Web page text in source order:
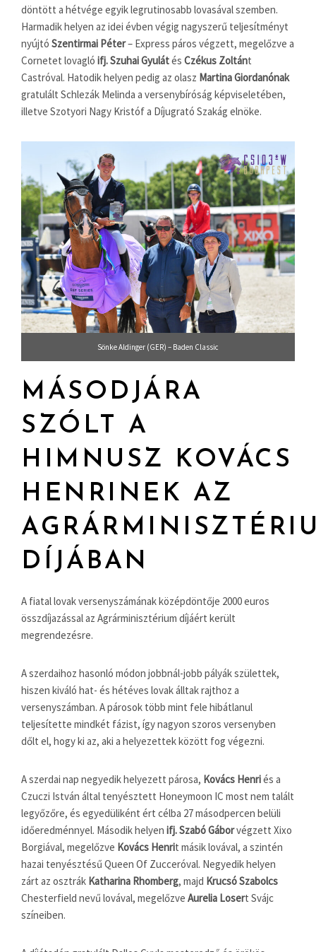
döntött a hétvége egyik legrutinosabb lovasával szemben.
Harmadik helyen az idei évben végig nagyszerű teljesítményt
nyújtó Szentirmai Péter– Express páros végzett, megelőzve a
Cornetet lovagló ifj. Szuhai Gyulátés Czékus Zoltánt
Castróval. Hatodik helyen pedig az olasz Martina Giordanónak
gratulált Schlezák Melinda a versenybíróság képviseletében,
illetve Szotyori Nagy Kristóf a Díjugrató Szakág elnöke.
Sönke Aldinger (GER) – Baden Classic
MÁSODJÁRA
SZÓLT A
HIMNUSZ KOVÁCS
HENRINEK AZ
DÍJÁBAN
A fiatal lovak versenyszámának középdöntője 2000 euros
összdíjazással az Agrárminisztérium díjáért került
megrendezésre.
A szerdaihoz hasonló módon jobbnál-jobb pályák születtek,
hiszen kiváló hat- és hétéves lovak álltak rajthoz a
versenyszámban. A párosok több mint fele hibátlanul
teljesítette mindkét fázist, így nagyon szoros versenyben
dőlt el, hogy ki az, aki a helyezettek között fog végezni.
A szerdai nap negyedik helyezett párosa, Kovács Henriés a
Czuczi István által tenyésztett Honeymoon IC most nem talált
legyőzőre, és egyedüliként ért célba 27 másodpercen belüli
időeredménnyel. Második helyen ifj. Szabó Gáborvégzett Xixo
Borgiával, megelőzve Kovács Henrit másik lovával, a szintén
hazai tenyésztésű Queen Of Zucceróval. Negyedik helyen
zárt az osztrák Katharina Rhomberg, majd Krucsó Szabolcs
Chesterfield nevű lovával, megelőzve Aurelia Losert Svájc
színeiben.